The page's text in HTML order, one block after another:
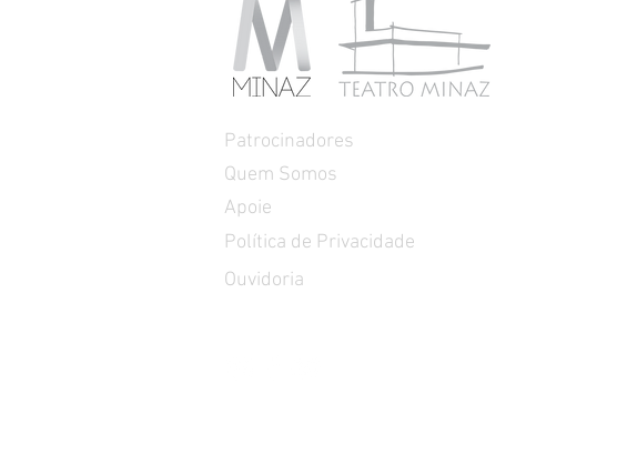
Patrocinadores
Quem Somos
Apoie
Política de Privacidade
Ouvidoria